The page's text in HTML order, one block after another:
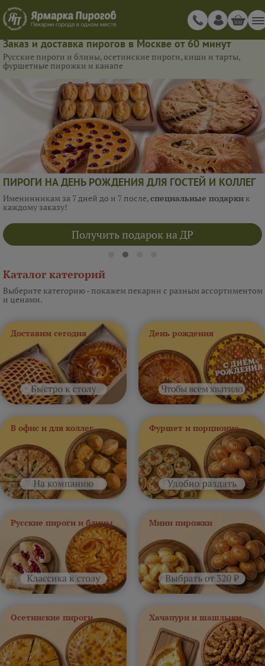
Заказ и доставка пирогов в Москве от 60 минут
Русские пироги и блины, осетинские пироги, киши и тарты,
фуршетные пирожки и канапе
ПИРОГИ НА ДЕНЬ РОЖДЕНИЯ ДЛЯ ГОСТЕЙ И КОЛЛЕГ
Именинникам за 7 дней до и 7 после,специальные подарки к
каждому заказу!
Получить подарок на ДР
Каталог категорий
Выберите категорию - покажем пекарни с разным ассортиментом
и ценами.
Доставим сегодня День рождения
В офис и для коллег Фуршет и порционно
Русские пироги и блины Мини пирожки
Осетинские пироги Хачапури и шашлыки